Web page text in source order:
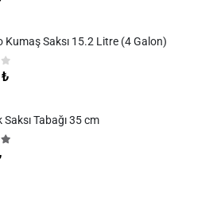
Kumaş Saksı 15.2 Litre (4 Galon)
₺
Tabağı 35 cm